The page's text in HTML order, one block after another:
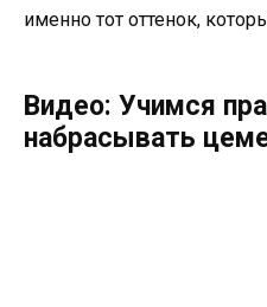
именно тот оттенок,
Видео: Учимся
набрасывать